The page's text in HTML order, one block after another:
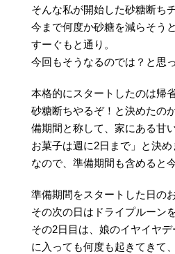
そんな私が開始した砂糖断ち
今まで何度か砂糖を減らそう
すーぐもと通り。
今回もそうなるのでは？と思
本格的にスタートしたのは帰
砂糖断ちやるぞ！と決めたの
備期間と称して、家にある甘
お菓子は週に2日まで」と決め
なので、準備期間も含めると
準備期間をスタートした日の
その次の日はドライプルーン
その2日目は、娘のイヤイヤ
に入っても何度も起きてきて